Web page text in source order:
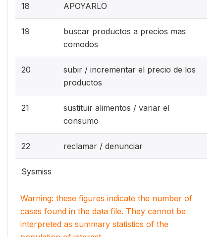
18 APOYARLO
19
buscar productos a precios mas
comodos
20
subir / incrementar el precio de los
productos
21
sustituir alimentos / variar el
consumo
22 reclamar / denunciar
Sysmiss
Warning: these figures indicate the number of
cases found in the data file. They cannot be
interpreted as summary statistics of the